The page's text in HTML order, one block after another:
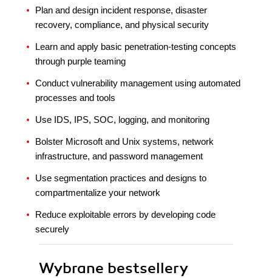
Plan and design incident response, disaster
recovery, compliance, and physical security
Learn and apply basic penetration-testing concepts
through purple teaming
Conduct vulnerability management using automated
processes and tools
Use IDS, IPS, SOC, logging, and monitoring
Bolster Microsoft and Unix systems, network
infrastructure, and password management
Use segmentation practices and designs to
compartmentalize your network
Reduce exploitable errors by developing code
securely
Wybrane bestsellery